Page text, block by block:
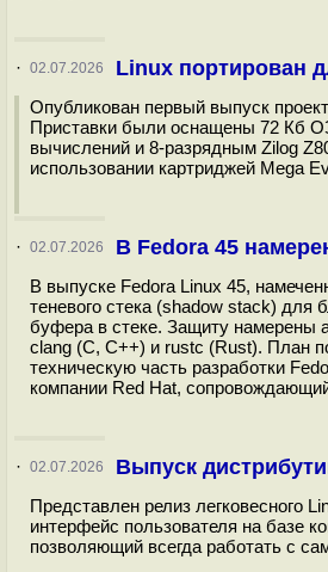
· 02.07.2026 Linux портирован
Опубликован первый выпуск
Приставки были оснащены 72 Кб
вычислений и 8-разрядным Zilog
использовании картриджей Mega
· 02.07.2026 В Fedora 45
В выпуске Fedora Linux 45,
теневого стека (shadow stack) для
буфера в стеке. Защиту намерены
clang (C, C++) и rustc (Rust). План
техническую часть разработки
компании Red Hat,
· 02.07.2026 Выпуск
Представлен релиз легковесного
интерфейс пользователя на базе
позволяющий всегда работать с